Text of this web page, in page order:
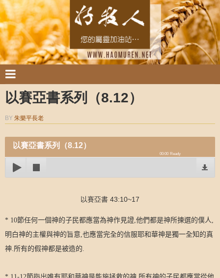
以賽亞書系列（8.12）
BY 朱樂平長老
以賽亞書系列（8.12）
00:00 Ready
以賽亞書 43:10~17
* 10節任何一個神的子民都應當為神作見證 他們都是神所揀選的僕人
明白神的主權與神的旨意 也應當完全的信服耶和華神是獨一全知的真
神 所有的假神都是被造的